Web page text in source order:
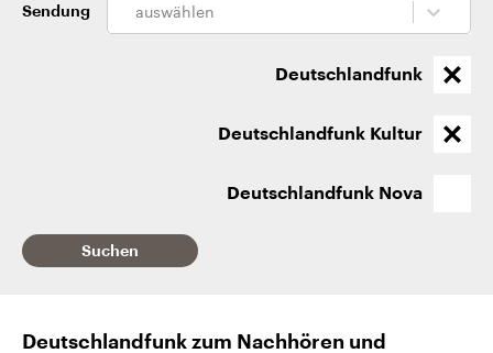
Landtag. Seit 2021 wird das
Bundesland von einer Koalition aus
und Kandidaten der anstehenden
den mächtigsten Ländern
mit großem Einfluss auf
Sendung auswählen
Deutschlandfunk
Deutschlandfunk Kultur
Deutschlandfunk Nova
Suchen
Deutschlandfunk zum Nachhören und